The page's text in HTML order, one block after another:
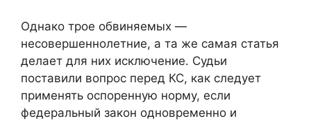
Однако трое обвиняемых —
несовершеннолетние, а та же самая статья
делает для них исключение. Судьи
поставили вопрос перед КС, как следует
применять оспоренную норму, если
федеральный закон одновременно и